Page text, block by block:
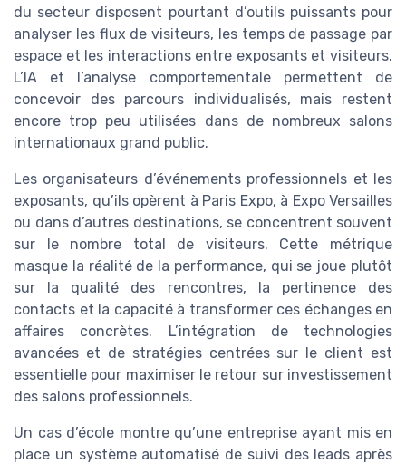
du secteur disposent pourtant d’outils puissants pour
analyser les flux de visiteurs, les temps de passage par
espace et les interactions entre exposants et visiteurs.
L’IA et l’analyse comportementale permettent de
concevoir des parcours individualisés, mais restent
encore trop peu utilisées dans de nombreux salons
internationaux grand public.
Les organisateurs d’événements professionnels et les
exposants, qu’ils opèrent à Paris Expo, à Expo Versailles
ou dans d’autres destinations, se concentrent souvent
sur le nombre total de visiteurs. Cette métrique
masque la réalité de la performance, qui se joue plutôt
sur la qualité des rencontres, la pertinence des
contacts et la capacité à transformer ces échanges en
affaires concrètes. L’intégration de technologies
avancées et de stratégies centrées sur le client est
essentielle pour maximiser le retour sur investissement
des salons professionnels.
Un cas d’école montre qu’une entreprise ayant mis en
place un système automatisé de suivi des leads après